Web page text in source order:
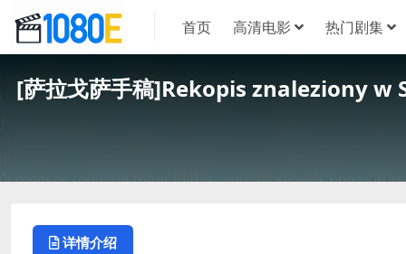
首页 高清电影 热门剧集
[萨拉戈萨手稿]Rekopis znaleziony w
详情介绍